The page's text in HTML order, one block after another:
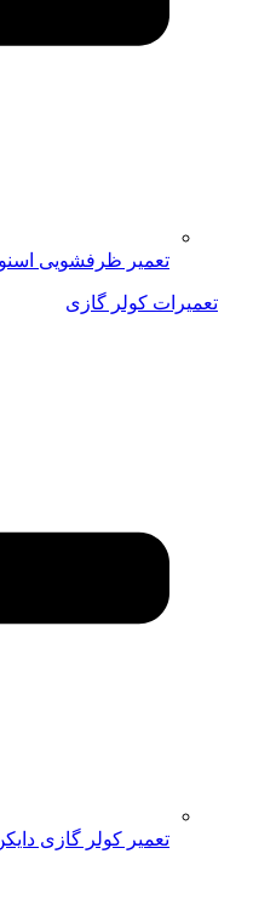
تعمیر ظرفشویی اسنوا
تعمیرات کولر گازی
تعمیر کولر گازی دایکن